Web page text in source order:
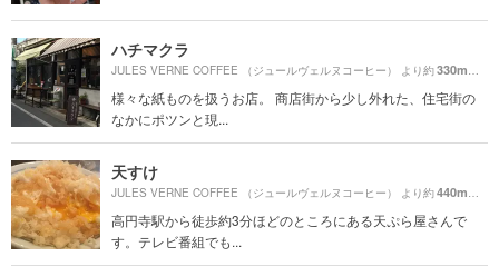
ハチマクラ
JULES VERNE COFFEE （ジュールヴェルヌコーヒー） より約330m （徒
様々な紙ものを扱うお店。 商店街から少し外れた、住宅街の
なかにポツンと現...
天すけ
JULES VERNE COFFEE （ジュールヴェルヌコーヒー） より約440m （徒
高円寺駅から徒歩約3分ほどのところにある天ぷら屋さんで
す。テレビ番組でも...